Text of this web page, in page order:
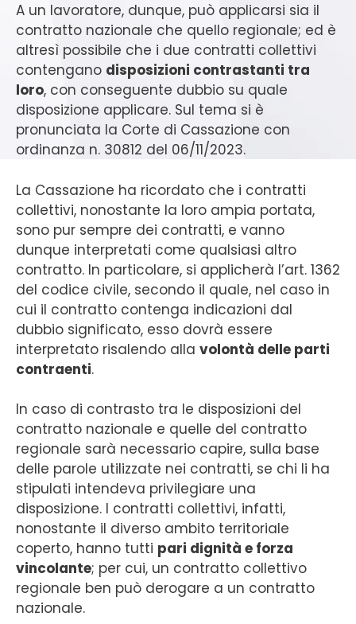
A un lavoratore, dunque, può applicarsi sia il
contratto nazionale che quello regionale; ed è
altresì possibile che i due contratti collettivi
contengano disposizioni contrastanti tra
loro, con conseguente dubbio su quale
disposizione applicare. Sul tema si è
pronunciata la Corte di Cassazione con
ordinanza n. 30812 del 06/11/2023.
La Cassazione ha ricordato che i contratti
collettivi, nonostante la loro ampia portata,
sono pur sempre dei contratti, e vanno
dunque interpretati come qualsiasi altro
contratto. In particolare, si applicherà l’art. 1362
del codice civile, secondo il quale, nel caso in
cui il contratto contenga indicazioni dal
dubbio significato, esso dovrà essere
interpretato risalendo alla volontà delle parti
contraenti.
In caso di contrasto tra le disposizioni del
contratto nazionale e quelle del contratto
regionale sarà necessario capire, sulla base
delle parole utilizzate nei contratti, se chi li ha
stipulati intendeva privilegiare una
disposizione. I contratti collettivi, infatti,
nonostante il diverso ambito territoriale
coperto, hanno tutti pari dignità e forza
vincolante; per cui, un contratto collettivo
regionale ben può derogare a un contratto
nazionale.